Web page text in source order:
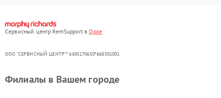
Сервисный центр RemSupport вОрле
ООО "СЕРВИСНЫЙ ЦЕНТР"* 6685170650*668501001
Филиалы в Вашем городе